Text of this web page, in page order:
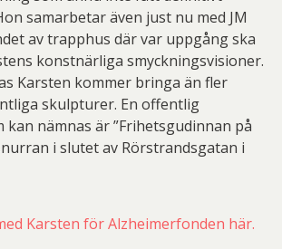
samarbetar även just nu med JM
av trapphus där var uppgång ska
konstnärliga smyckningsvisioner.
Karsten kommer bringa än fler
skulpturer. En offentlig
nämnas är ”Frihetsgudinnan på
i slutet av Rörstrandsgatan i
Karsten för Alzheimerfonden här.